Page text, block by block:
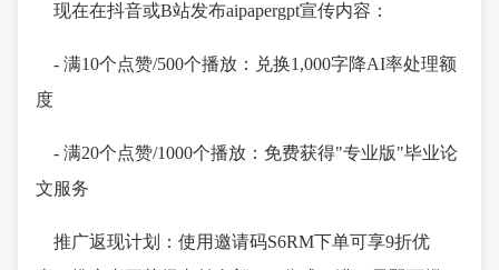
现在在抖音或B站发布aipapergpt宣传内容：
- 满10个点赞/500个播放：兑换1,000字降AI率处理额
度
- 满20个点赞/1000个播放：免费获得"专业版"毕业论
文服务
推广返现计划：使用邀请码S6RM下单可享9折优